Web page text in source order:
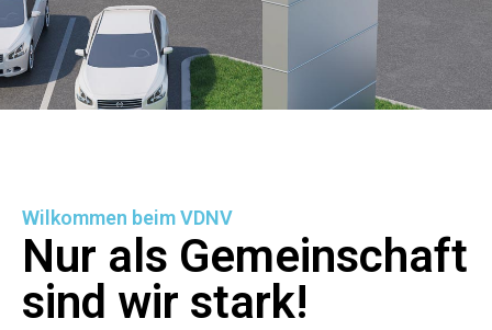
Wilkommen beim VDNV
Nur als Gemeinschaft
sind wir stark!